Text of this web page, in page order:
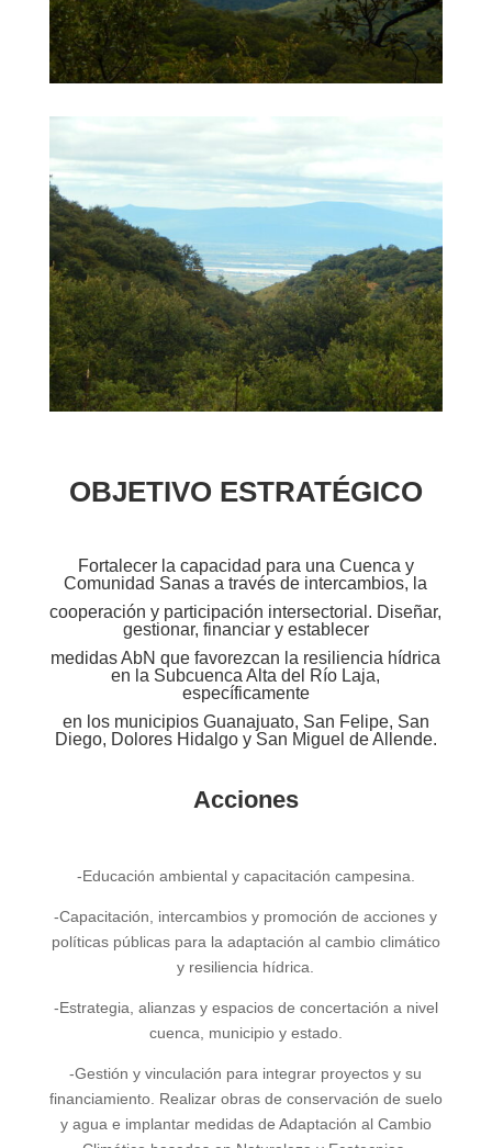
OBJETIVO ESTRATÉGICO
Fortalecer la capacidad para una Cuenca y
Comunidad Sanas a través de intercambios, la
cooperación y participación intersectorial. Diseñar,
gestionar, financiar y establecer
medidas AbN que favorezcan la resiliencia hídrica
en la Subcuenca Alta del Río Laja,
específicamente
en los municipios Guanajuato, San Felipe, San
Diego, Dolores Hidalgo y San Miguel de Allende.
Acciones
-Educación ambiental y capacitación campesina.
-Capacitación, intercambios y promoción de acciones y
políticas públicas para la adaptación al cambio climático
y resiliencia hídrica.
-Estrategia, alianzas y espacios de concertación a nivel
cuenca, municipio y estado.
-Gestión y vinculación para integrar proyectos y su
financiamiento. Realizar obras de conservación de suelo
y agua e implantar medidas de Adaptación al Cambio